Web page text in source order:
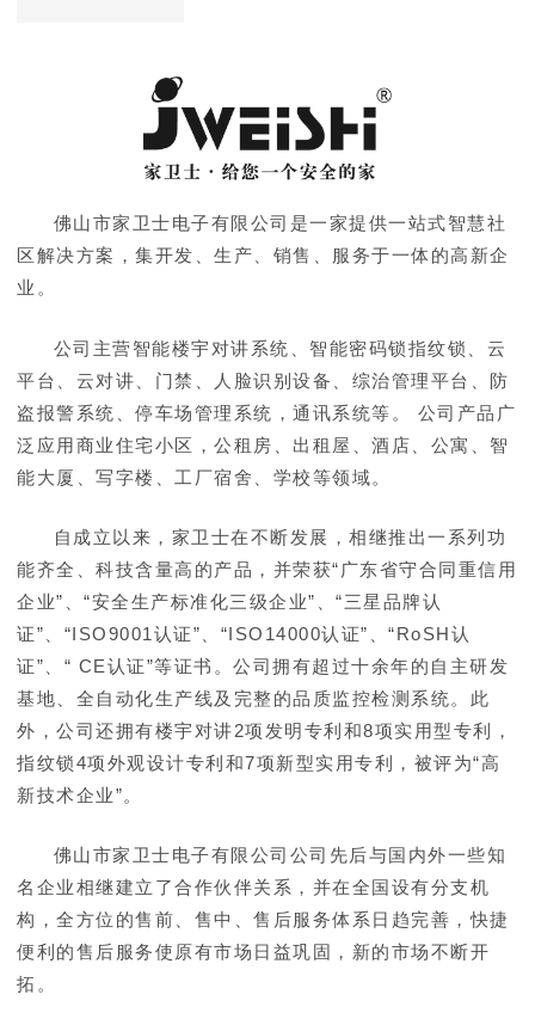
佛山市家卫士电子有限公司是一家提供一站式智慧社
区解决方案，集开发、生产、销售、服务于一体的高新企
业。
公司主营智能楼宇对讲系统、智能密码锁指纹锁、云
平台、云对讲、门禁、人脸识别设备、综治管理平台、防
盗报警系统、停车场管理系统，通讯系统等。 公司产品广
泛应用商业住宅小区，公租房、出租屋、酒店、公寓、智
能大厦、写字楼、工厂宿舍、学校等领域。
自成立以来，家卫士在不断发展，相继推出一系列功
能齐全、科技含量高的产品，并荣获“广东省守合同重信用
企业”、“安全生产标准化三级企业”、“三星品牌认
证”、“ISO9001认证”、“ISO14000认证”、“RoSH认
证”、“ CE认证”等证书。公司拥有超过十余年的自主研发
基地、全自动化生产线及完整的品质监控检测系统。此
外，公司还拥有楼宇对讲2项发明专利和8项实用型专利，
指纹锁4项外观设计专利和7项新型实用专利，被评为“高
新技术企业”。
佛山市家卫士电子有限公司公司先后与国内外一些知
名企业相继建立了合作伙伴关系，并在全国设有分支机
构，全方位的售前、售中、售后服务体系日趋完善，快捷
便利的售后服务使原有市场日益巩固，新的市场不断开
拓。